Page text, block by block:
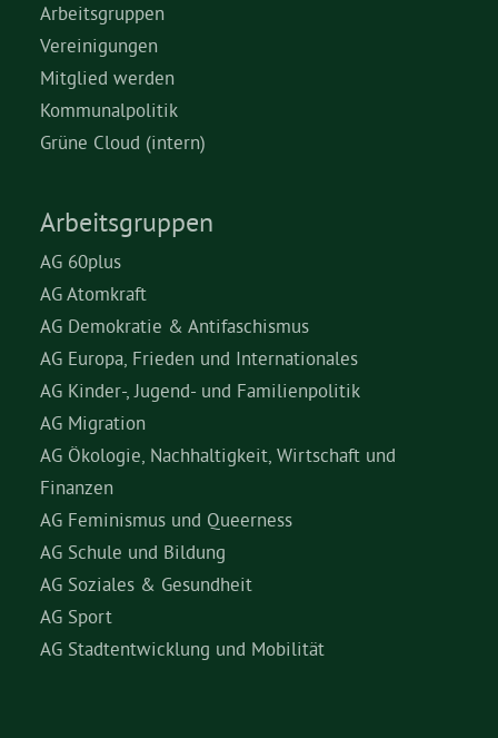
Arbeitsgruppen
Vereinigungen
Mitglied werden
Kommunalpolitik
Grüne Cloud (intern)
Arbeitsgruppen
AG 60plus
AG Atomkraft
AG Demokratie & Antifaschismus
AG Europa, Frieden und Internationales
AG Kinder-, Jugend- und Familienpolitik
AG Migration
AG Ökologie, Nachhaltigkeit, Wirtschaft und
Finanzen
AG Feminismus und Queerness
AG Schule und Bildung
AG Soziales & Gesundheit
AG Sport
AG Stadtentwicklung und Mobilität